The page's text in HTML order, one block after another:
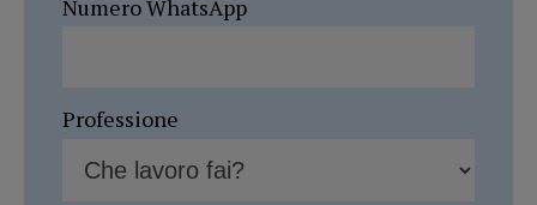
Numero WhatsApp
Professione